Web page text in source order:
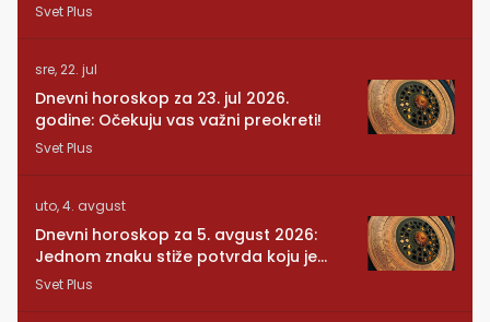
Svet Plus
sre, 22. jul
Dnevni horoskop za 23. jul 2026.
godine: Očekuju vas važni preokreti!
Svet Plus
uto, 4. avgust
Dnevni horoskop za 5. avgust 2026:
Jednom znaku stiže potvrda koju je
dugo čekao
Svet Plus